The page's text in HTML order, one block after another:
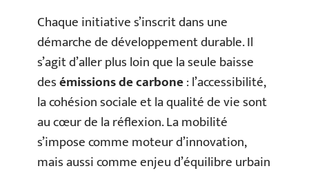
Chaque initiative s’inscrit dans une
démarche de développement durable. Il
s’agit d’aller plus loin que la seule baisse
desémissions de carbone: l’accessibilité,
la cohésion sociale et la qualité de vie sont
au cœur de la réflexion. La mobilité
s’impose comme moteur d’innovation,
mais aussi comme enjeu d’équilibre urbain